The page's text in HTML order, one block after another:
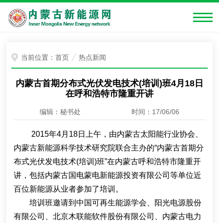
当前位置：首页 热点新闻
内蒙古首期分布式光伏发电技术(培训)班4月18日
在呼和浩特市隆重开讲
编辑：秘书处 时间：17/06/06
2015年4月18日上午，由内蒙古太阳能行业协会、
内蒙古新能源科学技术研究院联合主办的“内蒙古首期分
布式光伏发电技术(培训)班”在内蒙古呼和浩特市隆重开
讲，包括内蒙古国电蒙电新能源投资有限公司等单位近
百位新能源从业者参加了培训。
培训班邀请到中国可再生能源学会、阳光电源股份
有限公司、北京木联能软件股份有限公司、内蒙古电力